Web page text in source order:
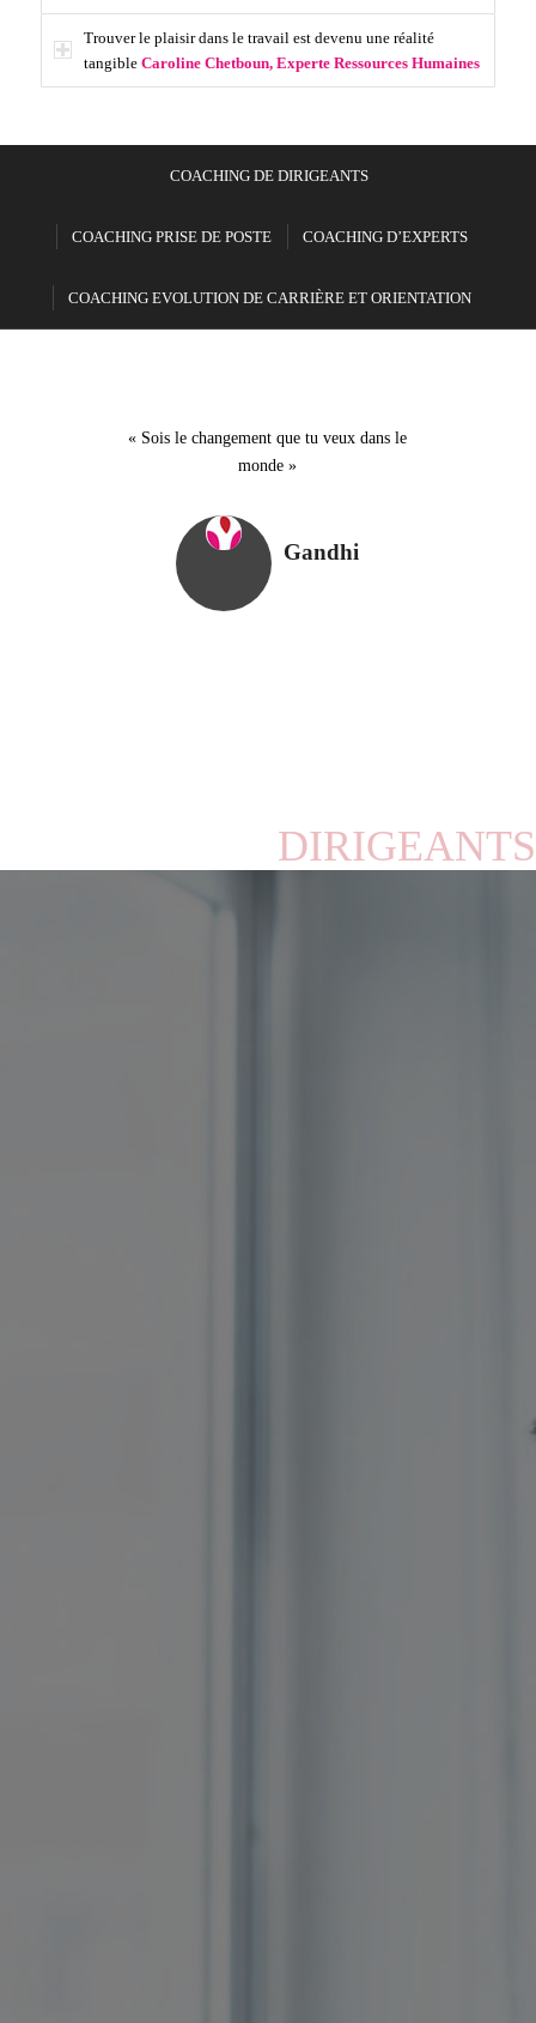
Trouver le plaisir dans le travail est devenu une réalité
tangible Caroline Chetboun, Experte Ressources Humaines
COACHING DE DIRIGEANTS
COACHING PRISE DE POSTE COACHING D’EXPERTS
COACHING EVOLUTION DE CARRIÈRE ET ORIENTATION
« Sois le changement que tu veux dans le
monde »
Gandhi
DIRIGEANTS